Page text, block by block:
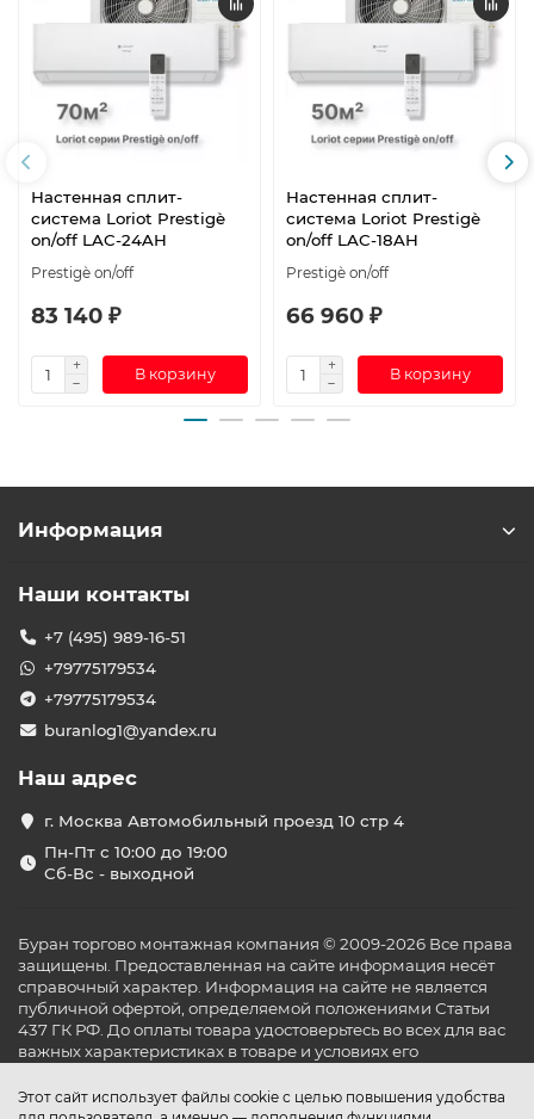
Настенная сплит-
система Loriot Prestigè
on/off LAC-24AH
Prestigè on/off
83 140 ₽
В корзину
Настенная сплит-
система Loriot Prestigè
on/off LAC-18AH
Prestigè on/off
66 960 ₽
В корзину
Этот сайт использует файлы cookie с целью повышения удобства
Информация
Наши контакты
+7 (495) 989-16-51
+79775179534
+79775179534
buranlog1@yandex.ru
Наш адрес
г. Москва Автомобильный проезд 10 стр 4
Пн-Пт с 10:00 до 19:00
Сб-Вс - выходной
Буран торгово монтажная компания © 2009-2026 Все права
защищены. Предоставленная на сайте информация несёт
справочный характер. Информация на сайте не является
публичной офертой, определяемой положениями Статьи
437 ГК РФ. До оплаты товара удостоверьтесь во всех для вас
важных характеристиках в товаре и условиях его